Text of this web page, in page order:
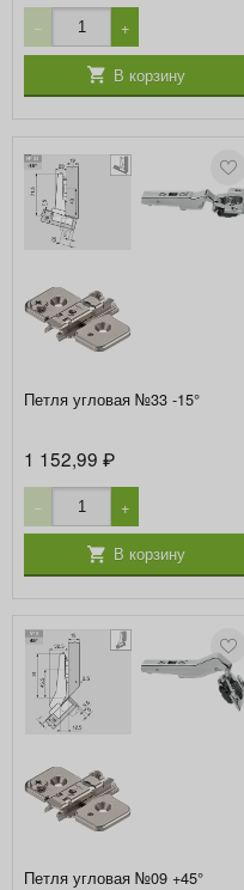
− +
В корзину
Петля угловая №33 -15°
1 152,99₽
− +
В корзину
Петля угловая №09 +45°